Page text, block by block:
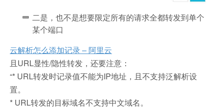
二是，也不是想要限定所有的请求全都转发到单个
某个端口
云解析怎么添加记录 – 阿里云
且URL显性/隐性转发，还要注意：
“* URL转发时记录值不能为IP地址，且不支持泛解析设
置。
* URL转发的目标域名不支持中文域名。